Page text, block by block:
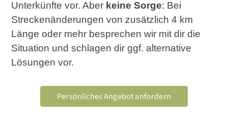
Unterkünfte vor. Aber keine Sorge: Bei
Streckenänderungen von zusätzlich 4 km
Länge oder mehr besprechen wir mit dir die
Situation und schlagen dir ggf. alternative
Lösungen vor.
Persönliches Angebot anfordern